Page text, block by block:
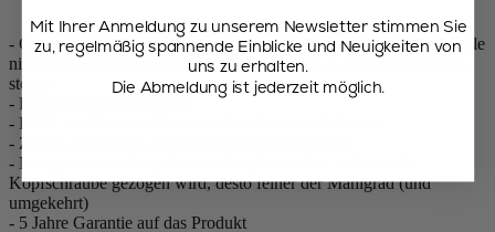
- Gebrauch & Pflege: Mit einem weichen Tuch reinigen / Die Mühle
niemals in eine Flüssigkeit legen und niemals in die Spülmaschine
stellen
- Hergestellt in Frankreich
- PEFC-zertifiziertes Holz aus französischen Wäldern
- Zirlion-Mahlwerk, eine Innovation von Peugeot
- Mahlgradeinstellung über die Kopfschraube: Je fester die
Kopfschraube gezogen wird, desto feiner der Mahlgrad (und
umgekehrt)
- 5 Jahre Garantie auf das Produkt
Mit Ihrer Anmeldung zu unserem Newsletter stimmen Sie
zu, regelmäßig spannende Einblicke und Neuigkeiten von
uns zu erhalten.
Die Abmeldung ist jederzeit möglich.